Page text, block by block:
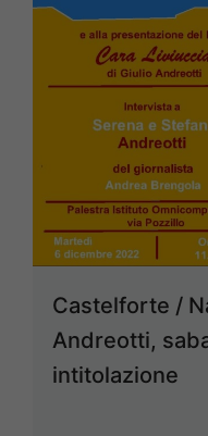
Castelforte /
Andreotti,
intitolazione